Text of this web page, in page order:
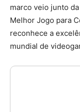
marco veio junto
Melhor Jogo para
reconhece a
mundial de